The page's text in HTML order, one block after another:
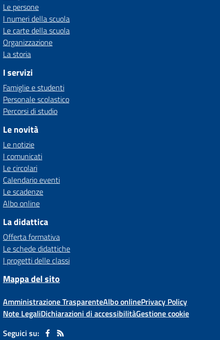
Le persone
I numeri della scuola
Le carte della scuola
Organizzazione
La storia
I servizi
Famiglie e studenti
Personale scolastico
Percorsi di studio
Le novità
Le notizie
I comunicati
Le circolari
Calendario eventi
Le scadenze
Albo online
La didattica
Offerta formativa
Le schede didattiche
I progetti delle classi
Mappa del sito
Amministrazione TrasparenteAlbo onlinePrivacy Policy
Note LegaliDichiarazioni di accessibilitàGestione cookie
Seguici su: